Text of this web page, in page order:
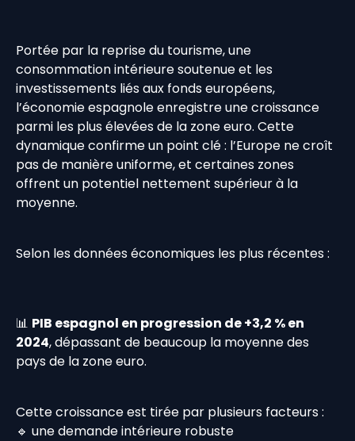
Portée par la reprise du tourisme, une
consommation intérieure soutenue et les
investissements liés aux fonds européens,
l’économie espagnole enregistre une croissance
parmi les plus élevées de la zone euro. Cette
dynamique confirme un point clé : l’Europe ne croît
pas de manière uniforme, et certaines zones
offrent un potentiel nettement supérieur à la
moyenne.
Selon les données économiques les plus récentes :
📊 PIB espagnol en progression de +3,2 % en
2024, dépassant de beaucoup la moyenne des
pays de la zone euro.
Cette croissance est tirée par plusieurs facteurs :
🔹 une demande intérieure robuste